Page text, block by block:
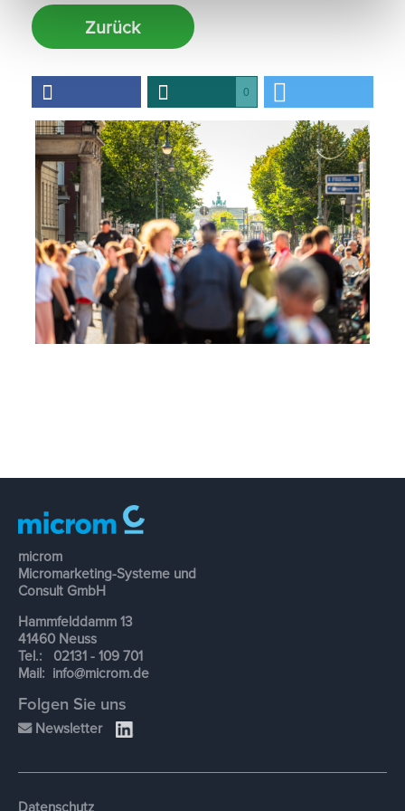
Zurück
0
microm
Micromarketing-Systeme und
Consult GmbH
Hammfelddamm 13
41460 Neuss
Tel.: 02131 - 109 701
Mail: info@microm.de
Folgen Sie uns
Newsletter
Datenschutz